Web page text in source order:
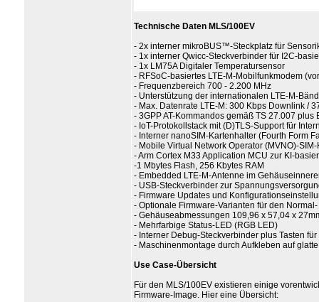
Technische Daten MLS/100EV
- 2x interner mikroBUS™-Steckplatz für
- 1x interner Qwicc-Steckverbinder für I2C-
- 1x LM75A Digitaler Temperatursensor
- RFSoC-basiertes LTE-M-Mobilfunkmodem
- Frequenzbereich 700 - 2.200 MHz
- Unterstützung der internationalen LTE-M-
- Max. Datenrate LTE-M: 300 Kbps Downlink /
- 3GPP AT-Kommandos gemäß TS 27.007 plus
- IoT-Protokollstack mit (D)TLS-Support für
- Interner nanoSIM-Kartenhalter (Fourth Form
- Mobile Virtual Network Operator (MVNO)-
- Arm Cortex M33 Application MCU zur KI-
-1 Mbytes Flash, 256 Kbytes RAM
- Embedded LTE-M-Antenne im
- USB-Steckverbinder zur
- Firmware Updates und
- Optionale Firmware-Varianten für den
- Gehäuseabmessungen 109,96 x 57,04 x
- Mehrfarbige Status-LED (RGB LED)
- Interner Debug-Steckverbinder plus Tasten
- Maschinenmontage durch Aufkleben auf
Use Case-Übersicht
Für den MLS/100EV existieren einige
Firmware-Image. Hier eine Übersicht: